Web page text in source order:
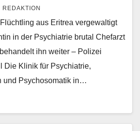
REDAKTION
aus Eritrea vergewaltigt
in der Psychiatrie brutal Chefarzt
ihn weiter – Polizei
Die Klinik für Psychiatrie,
und Psychosomatik in…